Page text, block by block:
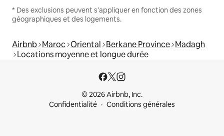
* Des exclusions peuvent s'appliquer en fonction des zones
géographiques et des logements.
Airbnb Maroc Oriental Berkane Province Madagh
Locations moyenne et longue durée
© 2026 Airbnb, Inc.
Confidentialité
Conditions générales